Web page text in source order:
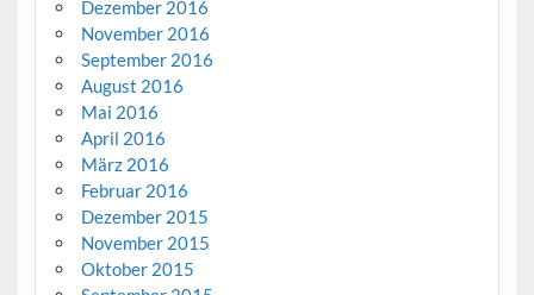
Dezember 2016
November 2016
September 2016
August 2016
Mai 2016
April 2016
März 2016
Februar 2016
Dezember 2015
November 2015
Oktober 2015